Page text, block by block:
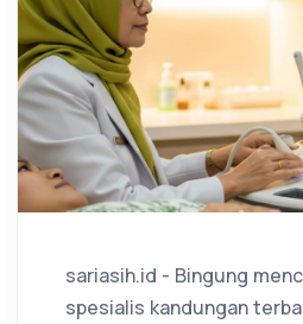
sariasih.id - Bingung
spesialis kandungan